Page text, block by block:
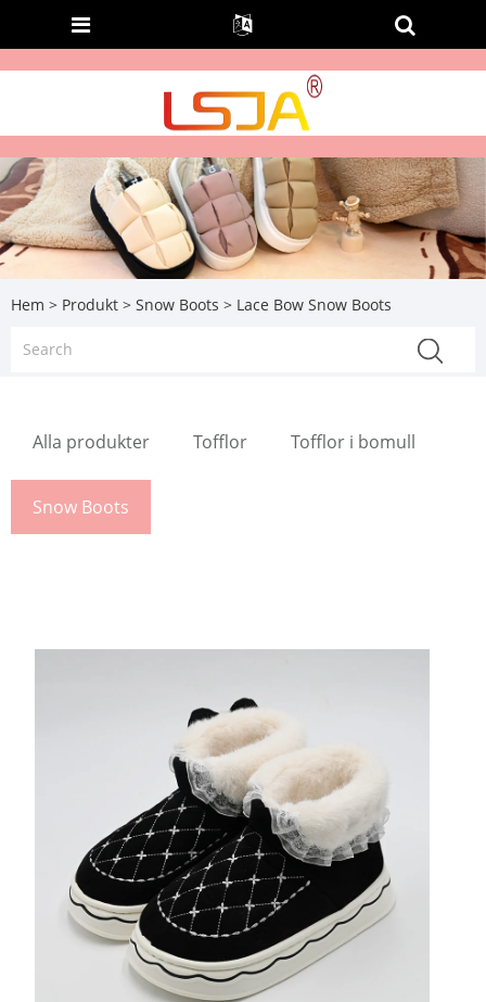
Hem > Produkt > Snow Boots > Lace Bow Snow Boots
Alla produkter Tofflor Tofflor i bomull
Snow Boots